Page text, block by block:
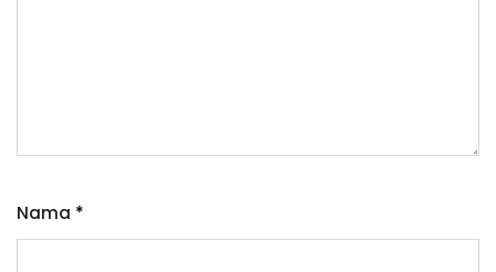
Nama *